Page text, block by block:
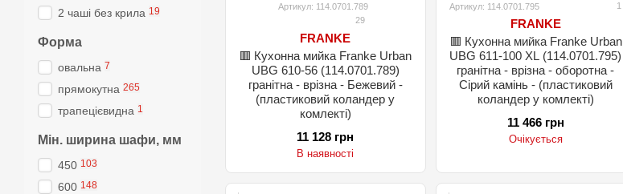
Артикул: 114.0701.789
29
FRANKE
🟥 Кухонна мийка Franke Urban
UBG 610-56 (114.0701.789)
гранітна - врізна - Бежевий -
(пластиковий коландер у
комлекті)
11 128 грн
В наявності
Артикул: 114.0701.795 1
FRANKE
🟥 Кухонна мийка Franke Urban
UBG 611-100 XL (114.0701.795)
гранітна - врізна - оборотна -
Сірий камінь - (пластиковий
коландер у комлекті)
11 466 грн
Очікується
2 чаші без крила 19
Форма
овальна 7
прямокутна 265
трапецієвидна 1
Мін. ширина шафи, мм
450 103
600 148